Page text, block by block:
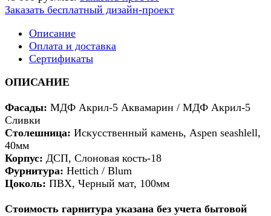
Заказать бесплатный дизайн-проект
Описание
Оплата и доставка
Сертификаты
ОПИСАНИЕ
Фасады: МДФ Акрил-5 Аквамарин / МДФ Акрил-5
Сливки
Столешница: Искусственный камень, Aspen seashlell,
40мм
Корпус: ДСП, Слоновая кость-18
Фурнитура: Hettich / Blum
Цоколь: ПВХ, Черный мат, 100мм
Стоимость гарнитура указана без учета бытовой